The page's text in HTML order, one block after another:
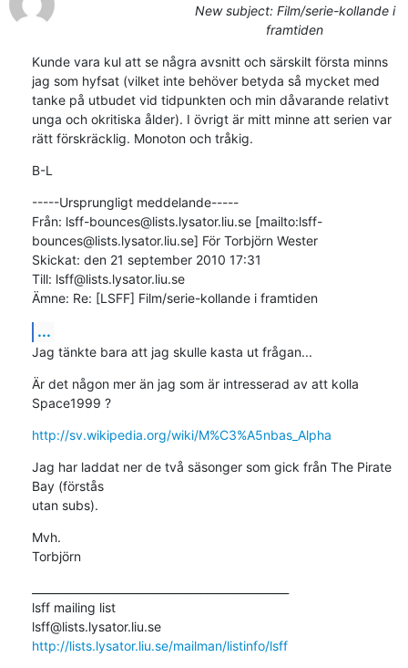
New subject: Film/serie-kollande i
framtiden
Kunde vara kul att se några avsnitt och särskilt första minns
jag som hyfsat (vilket inte behöver betyda så mycket med
tanke på utbudet vid tidpunkten och min dåvarande relativt
unga och okritiska ålder). I övrigt är mitt minne att serien var
rätt förskräcklig. Monoton och tråkig.
B-L
-----Ursprungligt meddelande-----
Från: lsff-bounces@lists.lysator.liu.se [mailto:lsff-
bounces@lists.lysator.liu.se] För Torbjörn Wester
Skickat: den 21 september 2010 17:31
Till: lsff@lists.lysator.liu.se
Ämne: Re: [LSFF] Film/serie-kollande i framtiden
...
Jag tänkte bara att jag skulle kasta ut frågan...
Är det någon mer än jag som är intresserad av att kolla
Space1999 ?
http://sv.wikipedia.org/wiki/M%C3%A5nbas_Alpha
Jag har laddat ner de två säsonger som gick från The Pirate
Bay (förstås
utan subs).
Mvh.
Torbjörn
lsff mailing list
lsff@lists.lysator.liu.se
http://lists.lysator.liu.se/mailman/listinfo/lsff